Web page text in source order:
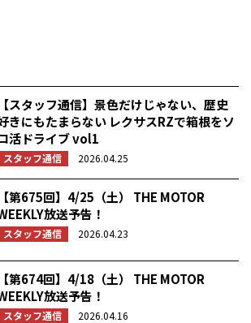
【スタッフ通信】景色だけじゃない、歴史
きにもたまらない レクサスRZで箱根をソ
活ドライブ vol1
スタッフ通信 2026.04.25
【第675回】4/25（土） THE MOTOR
放送予告！
スタッフ通信 2026.04.23
【第674回】4/18（土） THE MOTOR
放送予告！
スタッフ通信 2026.04.16